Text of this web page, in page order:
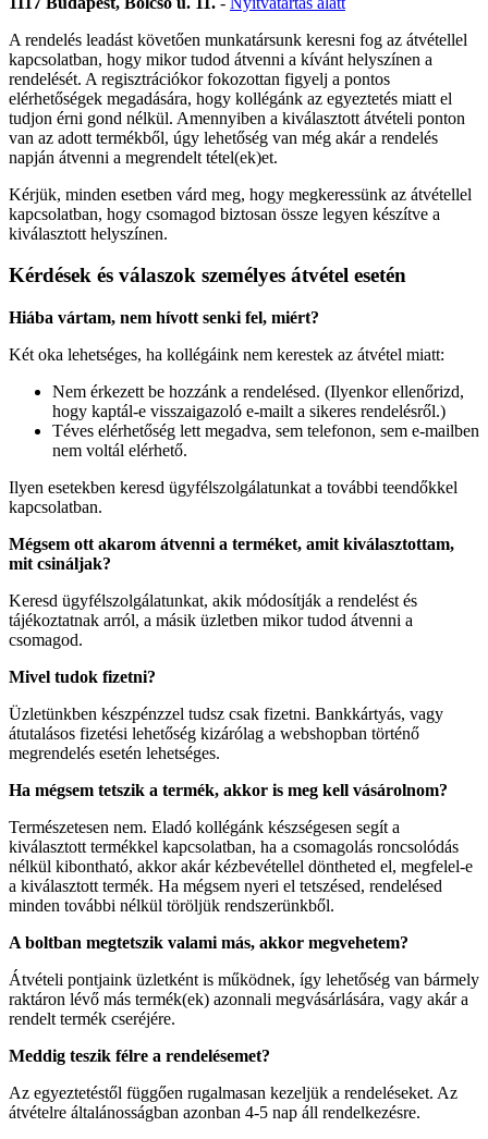
A rendelés leadást követően munkatársunk keresni fog az átvétellel
kapcsolatban, hogy mikor tudod átvenni a kívánt helyszínen a
rendelését. A regisztrációkor fokozottan figyelj a pontos
elérhetőségek megadására, hogy kollégánk az egyeztetés miatt el
tudjon érni gond nélkül. Amennyiben a kiválasztott átvételi ponton
van az adott termékből, úgy lehetőség van még akár a rendelés
napján átvenni a megrendelt tétel(ek)et.
Kérjük, minden esetben várd meg, hogy megkeressünk az átvétellel
kapcsolatban, hogy csomagod biztosan össze legyen készítve a
kiválasztott helyszínen.
Kérdések és válaszok személyes átvétel esetén
Hiába vártam, nem hívott senki fel, miért?
Két oka lehetséges, ha kollégáink nem kerestek az átvétel miatt:
Nem érkezett be hozzánk a rendelésed. (Ilyenkor ellenőrizd,
hogy kaptál-e visszaigazoló e-mailt a sikeres rendelésről.)
Téves elérhetőség lett megadva, sem telefonon, sem e-mailben
nem voltál elérhető.
Ilyen esetekben keresd ügyfélszolgálatunkat a további teendőkkel
kapcsolatban.
Mégsem ott akarom átvenni a terméket, amit kiválasztottam,
mit csináljak?
Keresd ügyfélszolgálatunkat, akik módosítják a rendelést és
tájékoztatnak arról, a másik üzletben mikor tudod átvenni a
csomagod.
Mivel tudok fizetni?
Üzletünkben készpénzzel tudsz csak fizetni. Bankkártyás, vagy
átutalásos fizetési lehetőség kizárólag a webshopban történő
megrendelés esetén lehetséges.
Ha mégsem tetszik a termék, akkor is meg kell vásárolnom?
Természetesen nem. Eladó kollégánk készségesen segít a
kiválasztott termékkel kapcsolatban, ha a csomagolás roncsolódás
nélkül kibontható, akkor akár kézbevétellel döntheted el, megfelel-e
a kiválasztott termék. Ha mégsem nyeri el tetszésed, rendelésed
minden további nélkül töröljük rendszerünkből.
A boltban megtetszik valami más, akkor megvehetem?
Átvételi pontjaink üzletként is működnek, így lehetőség van bármely
raktáron lévő más termék(ek) azonnali megvásárlására, vagy akár a
rendelt termék cseréjére.
Meddig teszik félre a rendelésemet?
Az egyeztetéstől függően rugalmasan kezeljük a rendeléseket. Az
átvételre általánosságban azonban 4-5 nap áll rendelkezésre.